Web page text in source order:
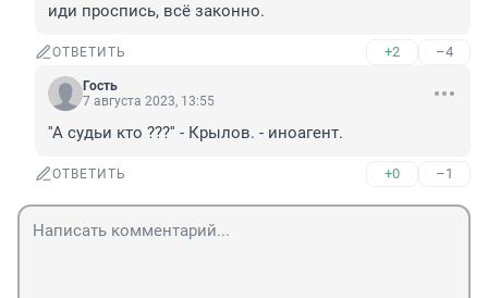
иди проспись, всё законно.
ОТВЕТИТЬ +2 –4
Гость
7 августа 2023, 13:55
''А судьи кто ???'' - Крылов. - иноагент.
ОТВЕТИТЬ +0 –1